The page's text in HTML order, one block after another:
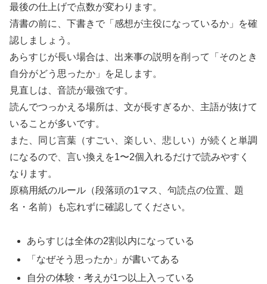
最後の仕上げで点数が変わります。
清書の前に、下書きで「感想が主役になっているか」を確
認しましょう。
あらすじが長い場合は、出来事の説明を削って「そのとき
自分がどう思ったか」を足します。
見直しは、音読が最強です。
読んでつっかえる場所は、文が長すぎるか、主語が抜けて
いることが多いです。
また、同じ言葉（すごい、楽しい、悲しい）が続くと単調
になるので、言い換えを1〜2個入れるだけで読みやすく
なります。
原稿用紙のルール（段落頭の1マス、句読点の位置、題
名・名前）も忘れずに確認してください。
あらすじは全体の2割以内になっている
「なぜそう思ったか」が書いてある
自分の体験・考えが1つ以上入っている